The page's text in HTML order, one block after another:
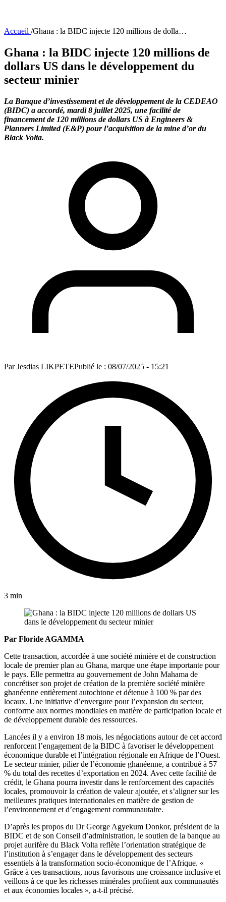
Accueil /Ghana : la BIDC injecte 120 millions de dolla…
Ghana : la BIDC injecte 120 millions de
dollars US dans le développement du
secteur minier
La Banque d’investissement et de développement de la CEDEAO
(BIDC) a accordé, mardi 8 juillet 2025, une facilité de
financement de 120 millions de dollars US à Engineers &
Planners Limited (E&P) pour l’acquisition de la mine d’or du
Black Volta.
ParJesdias LIKPETEPublié le : 08/07/2025 - 15:21
3 min
Par Floride AGAMMA
Cette transaction, accordée à une société minière et de construction
locale de premier plan au Ghana, marque une étape importante pour
le pays. Elle permettra au gouvernement de John Mahama de
concrétiser son projet de création de la première société minière
ghanéenne entièrement autochtone et détenue à 100 % par des
locaux. Une initiative d’envergure pour l’expansion du secteur,
conforme aux normes mondiales en matière de participation locale et
de développement durable des ressources.
Lancées il y a environ 18 mois, les négociations autour de cet accord
renforcent l’engagement de la BIDC à favoriser le développement
économique durable et l’intégration régionale en Afrique de l’Ouest.
Le secteur minier, pilier de l’économie ghanéenne, a contribué à 57
% du total des recettes d’exportation en 2024. Avec cette facilité de
crédit, le Ghana pourra investir dans le renforcement des capacités
locales, promouvoir la création de valeur ajoutée, et s’aligner sur les
meilleures pratiques internationales en matière de gestion de
l’environnement et d’engagement communautaire.
D’après les propos du Dr George Agyekum Donkor, président de la
BIDC et de son Conseil d’administration, le soutien de la banque au
projet aurifère du Black Volta reflète l’orientation stratégique de
l’institution à s’engager dans le développement des secteurs
essentiels à la transformation socio-économique de l’Afrique. «
Grâce à ces transactions, nous favorisons une croissance inclusive et
veillons à ce que les richesses minérales profitent aux communautés
et aux économies locales », a-t-il précisé.